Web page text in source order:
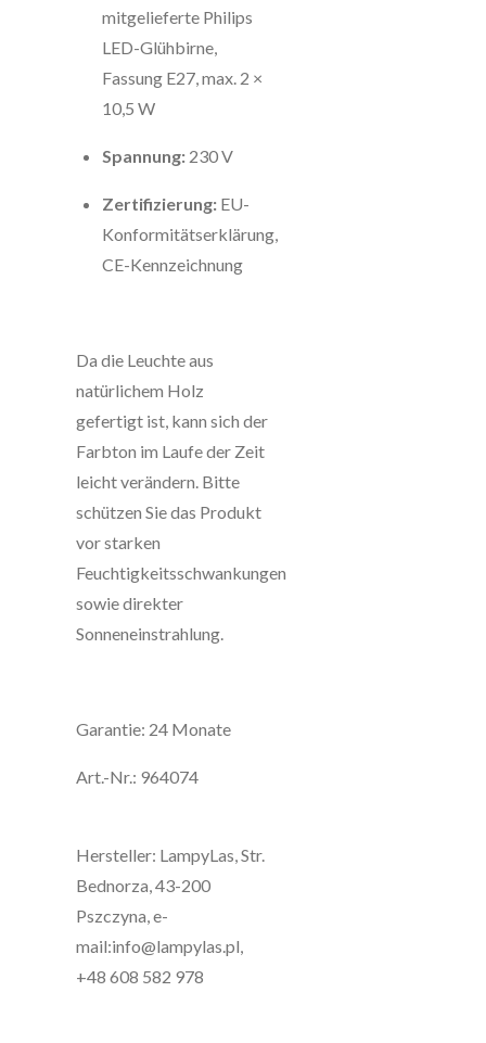
mitgelieferte Philips
LED-Glühbirne,
Fassung E27, max. 2 ×
10,5 W
Spannung: 230 V
Zertifizierung: EU-
Konformitätserklärung,
CE-Kennzeichnung
Da die Leuchte aus
natürlichem Holz
gefertigt ist, kann sich der
Farbton im Laufe der Zeit
leicht verändern. Bitte
schützen Sie das Produkt
vor starken
Feuchtigkeitsschwankungen
sowie direkter
Sonneneinstrahlung.
Garantie: 24 Monate
Art.-Nr.: 964074
Hersteller: LampyLas, Str.
Bednorza, 43-200
Pszczyna, e-
mail:info@lampylas.pl,
+48 608 582 978